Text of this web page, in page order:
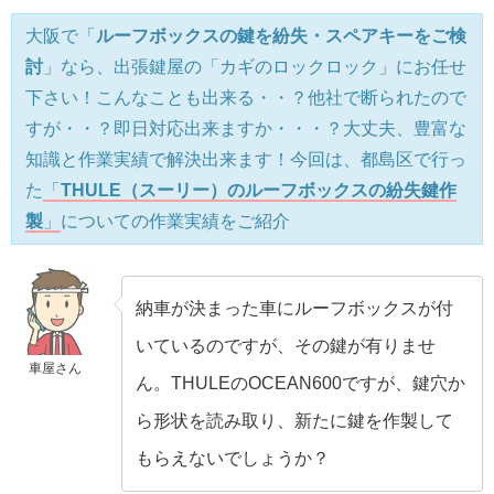
大阪で「 ルーフボックスの鍵を紛失・スペアキーをご検
討 」なら、出張鍵屋の「カギのロックロック」にお任せ
下さい！こんなことも出来る・・？他社で断られたので
すが・・？即日対応出来ますか・・・？大丈夫、豊富な
知識と作業実績で解決出来ます！今回は、都島区で行っ
た
「 THULE（スーリー）のルーフボックスの紛失鍵作
製 」 についての作業実績をご紹介
車屋さん
納車が決まった車にルーフボックスが付
いているのですが、その鍵が有りませ
ん。THULEのOCEAN600ですが、鍵穴か
ら形状を読み取り、新たに鍵を作製して
もらえないでしょうか？